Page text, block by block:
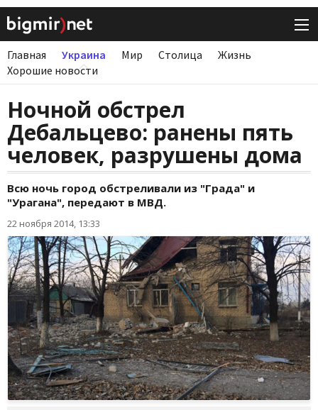
Главная Украина Мир Столица
Жизнь
Хорошие новости
Ночной обстрел
Дебальцево: ранены пять
человек, разрушены дома
Всю ночь город обстреливали из "Града" и
"Урагана", передают в МВД.
22 ноября 2014, 13:33